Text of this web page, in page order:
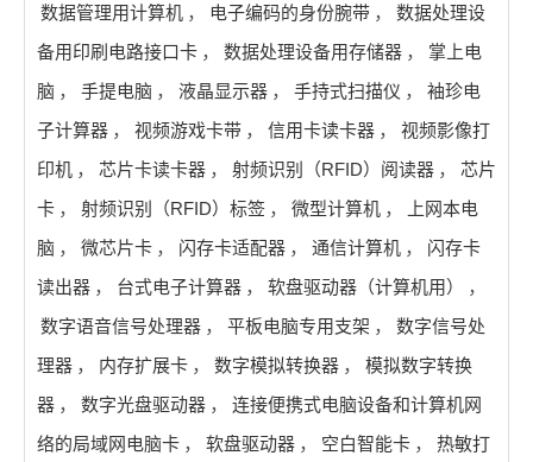
数据管理用计算机 ， 电子编码的身份腕带 ，
数据处理设
备用印刷电路接口卡 ， 数据处理设备用存储器 ，
掌上电
脑 ， 手提电脑 ， 液晶显示器 ， 手持式扫描仪 ，
袖珍电
子计算器 ， 视频游戏卡带 ， 信用卡读卡器 ，
视频影像打
印机 ， 芯片卡读卡器 ， 射频识别（RFID）阅读器 ，
芯片
卡 ， 射频识别（RFID）标签 ， 微型计算机 ，
上网本电
脑 ， 微芯片卡 ， 闪存卡适配器 ， 通信计算机 ，
闪存卡
读出器 ， 台式电子计算器 ， 软盘驱动器（计算机用）
，
数字语音信号处理器 ， 平板电脑专用支架 ，
数字信号处
理器 ， 内存扩展卡 ， 数字模拟转换器 ，
模拟数字转换
器 ， 数字光盘驱动器 ，
连接便携式电脑设备和计算机网
络的局域网电脑卡 ， 软盘驱动器 ， 空白智能卡 ，
热敏打